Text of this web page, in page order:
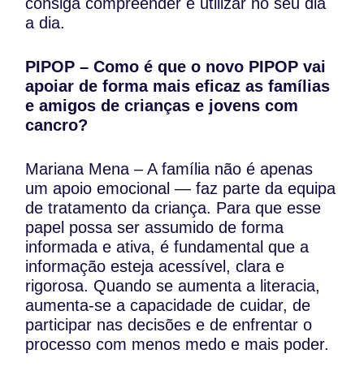
consiga compreender e utilizar no seu dia
a dia.
PIPOP – Como é que o novo PIPOP vai
apoiar de forma mais eficaz as famílias
e amigos de crianças e jovens com
cancro?
Mariana Mena – A família não é apenas
um apoio emocional — faz parte da equipa
de tratamento da criança. Para que esse
papel possa ser assumido de forma
informada e ativa, é fundamental que a
informação esteja acessível, clara e
rigorosa. Quando se aumenta a literacia,
aumenta-se a capacidade de cuidar, de
participar nas decisões e de enfrentar o
processo com menos medo e mais poder.